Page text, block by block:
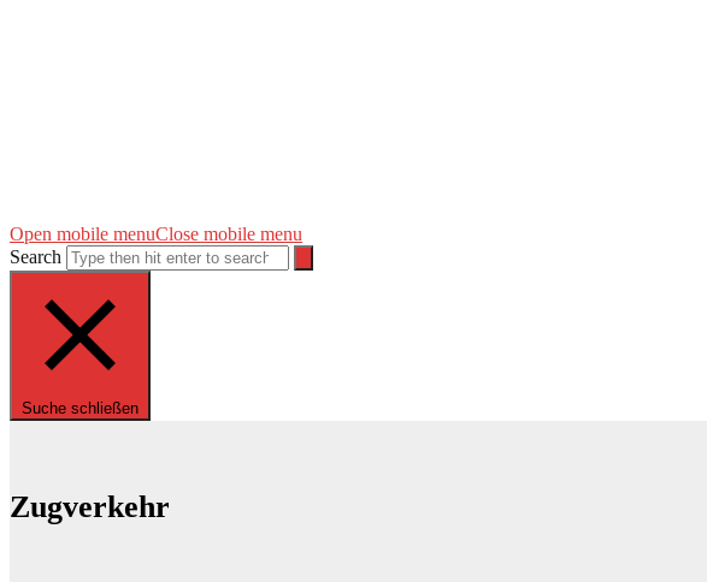
Open mobile menuClose mobile menu
Search
Suche schließen
Zugverkehr